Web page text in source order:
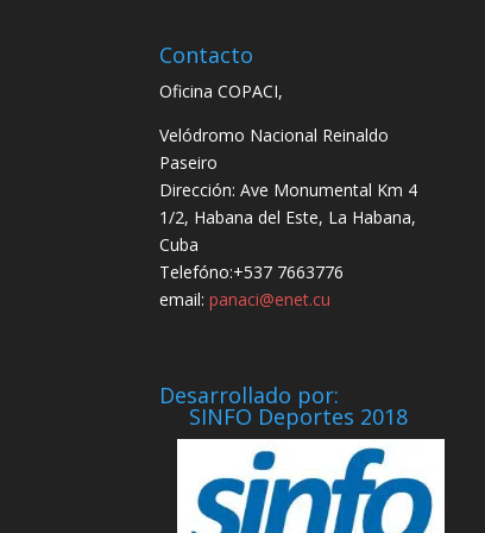
Contacto
Oficina COPACI,
Velódromo Nacional Reinaldo
Paseiro
Dirección: Ave Monumental Km 4
1/2, Habana del Este, La Habana,
Cuba
Telefóno:+537 7663776
email:panaci@enet.cu
Desarrollado por:
SINFO Deportes 2018